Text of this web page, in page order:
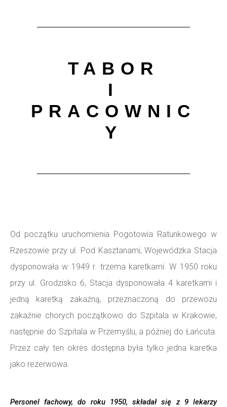
TABOR
I
PRACOWNIC
Y
Od początku uruchomienia Pogotowia Ratunkowego w
Rzeszowie przy ul. Pod Kasztanami, Wojewódzka Stacja
dysponowała w 1949 r. trzema karetkami. W 1950 roku
przy ul. Grodzisko 6, Stacja dysponowała 4 karetkami i
jedną karetką zakaźną, przeznaczoną do przewozu
zakaźnie chorych początkowo do Szpitala w Krakowie,
następnie do Szpitala w Przemyślu, a później do Łańcuta.
Przez cały ten okres dostępna była tylko jedna karetka
jako rezerwowa.
Personel fachowy, do roku 1950, składał się z 9 lekarzy